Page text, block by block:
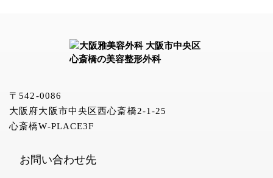
〒542-0086
大阪府大阪市中央区西心斎橋2-1-25
心斎橋W-PLACE3F
お問い合わせ先